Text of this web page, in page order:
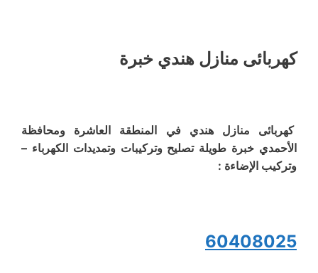
كهربائى منازل هندي خبرة
كهربائى منازل هندي في المنطقة العاشرة ومحافظة
الأحمدي خبرة طويلة تصليح وتركيبات وتمديدات الكهرباء –
وتركيب الإضاءة :
60408025